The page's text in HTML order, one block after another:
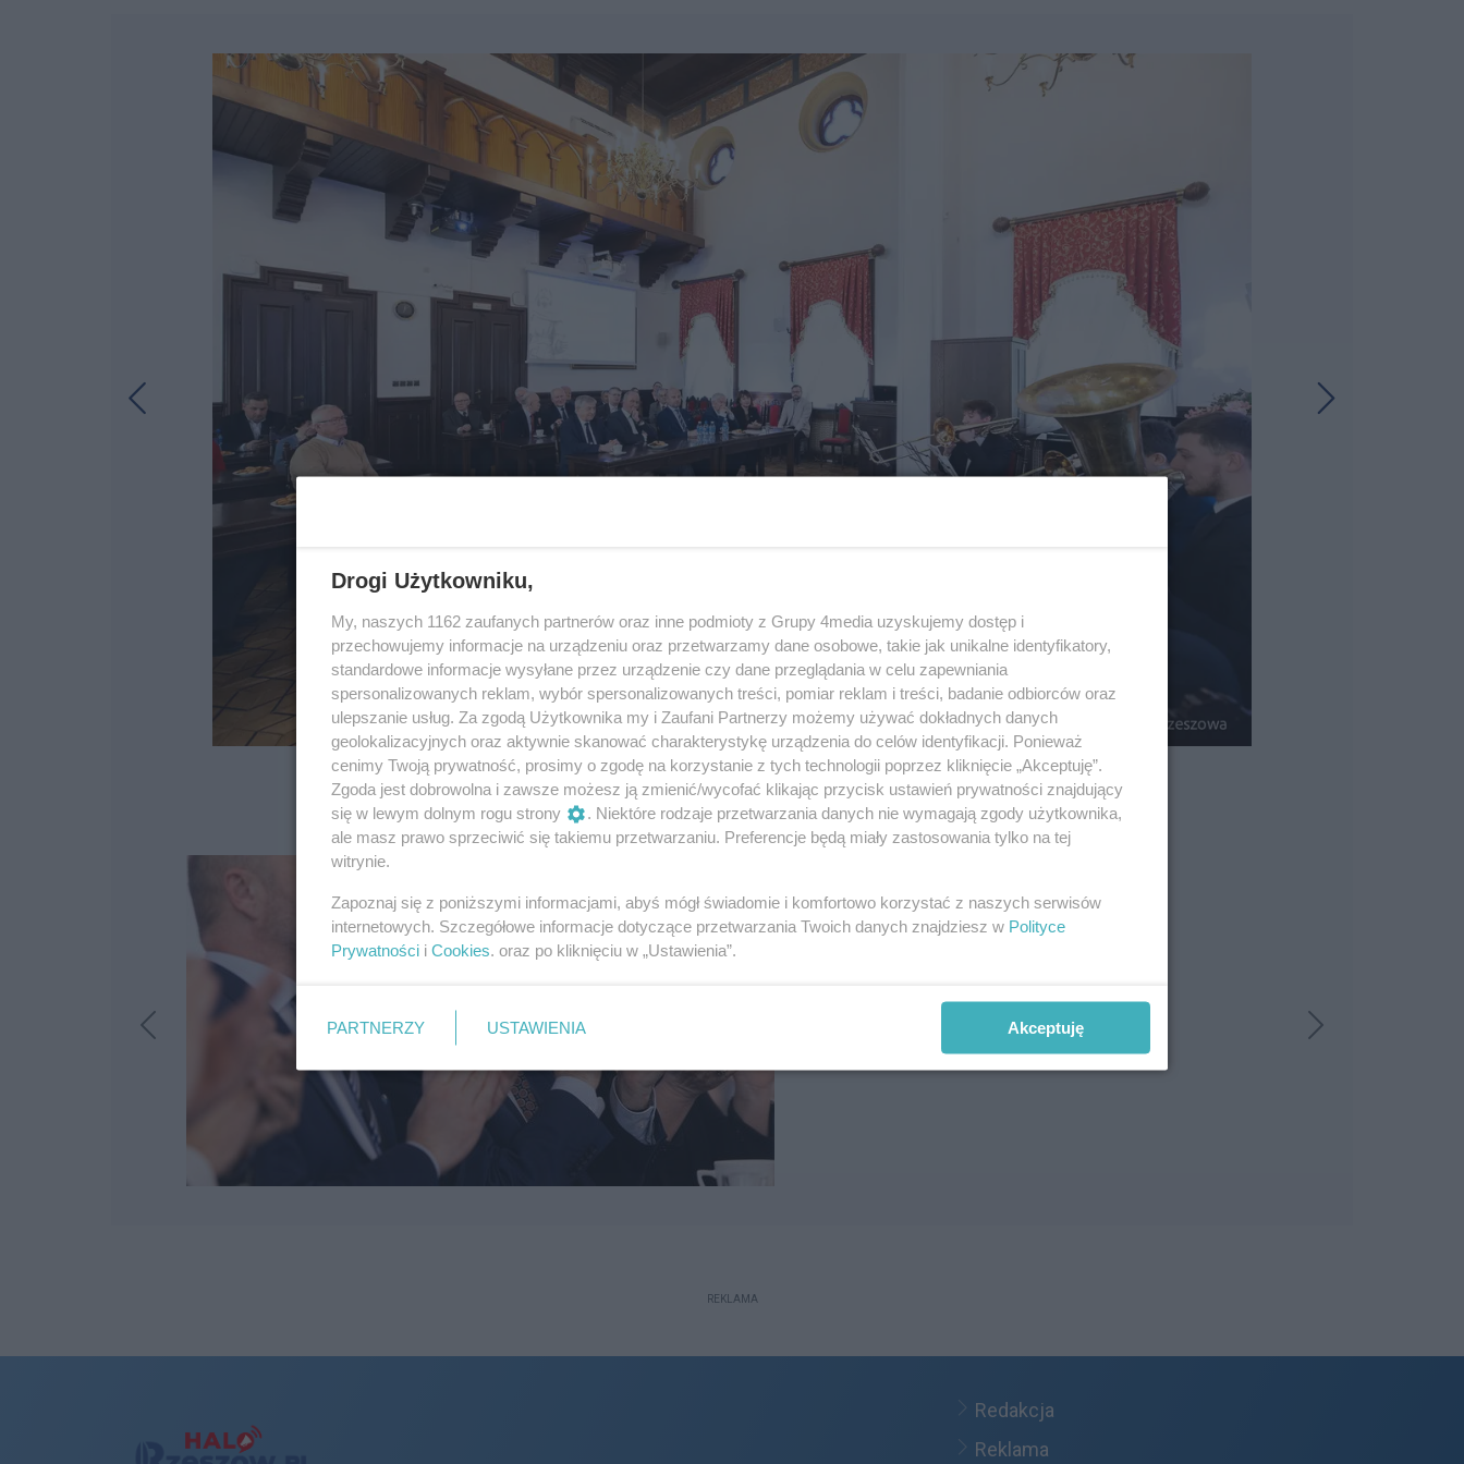
6 / 8
REKLAMA
Redakcja
Reklama
Drogi Użytkowniku,
My, naszych 1162 zaufanych partnerów oraz inne podmioty z Grupy 4media uzyskujemy dostęp i
przechowujemy informacje na urządzeniu oraz przetwarzamy dane osobowe, takie jak unikalne identyfikatory,
standardowe informacje wysyłane przez urządzenie czy dane przeglądania w celu zapewniania
spersonalizowanych reklam, wybór spersonalizowanych treści, pomiar reklam i treści, badanie odbiorców oraz
ulepszanie usług. Za zgodą Użytkownika my i Zaufani Partnerzy możemy używać dokładnych danych
geolokalizacyjnych oraz aktywnie skanować charakterystykę urządzenia do celów identyfikacji. Ponieważ
cenimy Twoją prywatność, prosimy o zgodę na korzystanie z tych technologii poprzez kliknięcie „Akceptuję”.
Zgoda jest dobrowolna i zawsze możesz ją zmienić/wycofać klikając przycisk ustawień prywatności znajdujący
się w lewym dolnym rogu strony
. Niektóre rodzaje przetwarzania danych nie wymagają zgody użytkownika,
ale masz prawo sprzeciwić się takiemu przetwarzaniu. Preferencje będą miały zastosowania tylko na tej
witrynie.
Zapoznaj się z poniższymi informacjami, abyś mógł świadomie i komfortowo korzystać z naszych serwisów
internetowych. Szczegółowe informacje dotyczące przetwarzania Twoich danych znajdziesz w Polityce
Prywatności i Cookies. oraz po kliknięciu w „Ustawienia”.
PARTNERZY USTAWIENIA Akceptuję